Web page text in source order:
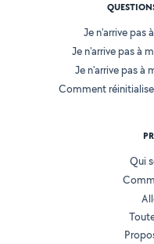
Je n'arrive pas
Je n'arrive pas à
Je n'arrive pas à
Comment
Qui